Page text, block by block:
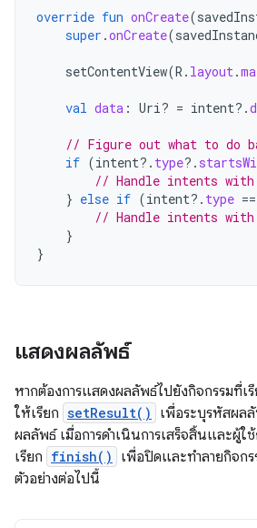
override fun onCreate(
super .onCreate(
setContentView(R . layout.
val data : Uri? = intent?.
// Figure out what to do
if (intent?. type?.
// Handle intents with
} else if (intent?. type ==
// Handle intents
}
}
แสดงผลลัพธ์
หากต้องการแสดงผลลัพธ์ไปยังกิจกรรมที่เ
ให้เรียก setResult() เพื่อระบุรหัสผล
ผลลัพธ์ เมื่อการดำเนินการเสร็จสิ้นและผู้ใ
เรียก finish()
เพื่อปิดและทำลายกิจก
ตัวอย่างต่อไปนี้